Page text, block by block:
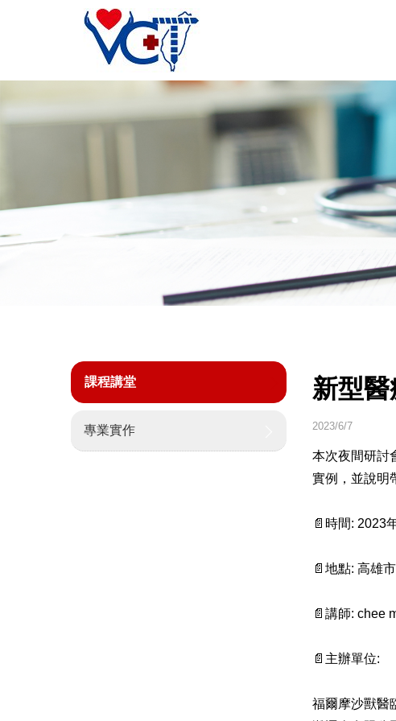
課程講堂
專業實作
新型
2023/6/7
本次夜間研討
實例，並說明
📄時間: 2023
📄地點: 高雄
📄講師: chee
📄主辦單位:
福爾摩沙獸醫